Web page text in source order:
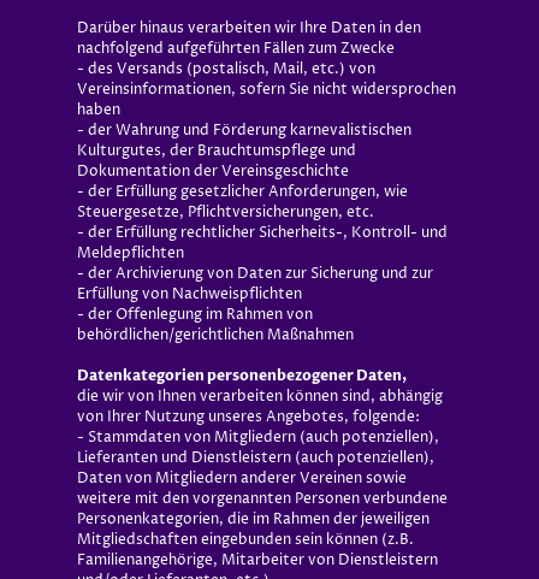
Darüber hinaus verarbeiten wir Ihre Daten in den
nachfolgend aufgeführten Fällen zum Zwecke
- des Versands (postalisch, Mail, etc.) von
Vereinsinformationen, sofern Sie nicht widersprochen
haben
- der Wahrung und Förderung karnevalistischen
Kulturgutes, der Brauchtumspflege und
Dokumentation der Vereinsgeschichte
- der Erfüllung gesetzlicher Anforderungen, wie
Steuergesetze, Pflichtversicherungen, etc.
- der Erfüllung rechtlicher Sicherheits-, Kontroll- und
Meldepflichten
- der Archivierung von Daten zur Sicherung und zur
Erfüllung von Nachweispflichten
- der Offenlegung im Rahmen von
behördlichen/gerichtlichen Maßnahmen
Datenkategorien personenbezogener Daten,
die wir von Ihnen verarbeiten können sind, abhängig
von Ihrer Nutzung unseres Angebotes, folgende:
- Stammdaten von Mitgliedern (auch potenziellen),
Lieferanten und Dienstleistern (auch potenziellen),
Daten von Mitgliedern anderer Vereinen sowie
weitere mit den vorgenannten Personen verbundene
Personenkategorien, die im Rahmen der jeweiligen
Mitgliedschaften eingebunden sein können (z.B.
Familienangehörige, Mitarbeiter von Dienstleistern